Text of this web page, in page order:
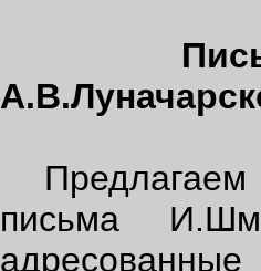
Предлагаем
письма